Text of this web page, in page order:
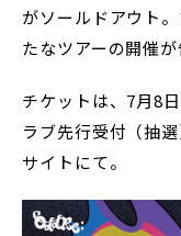
がソールドアウト
たなツアーの開催が
チケットは、7月8
ラブ先行受付（抽
サイトにて。